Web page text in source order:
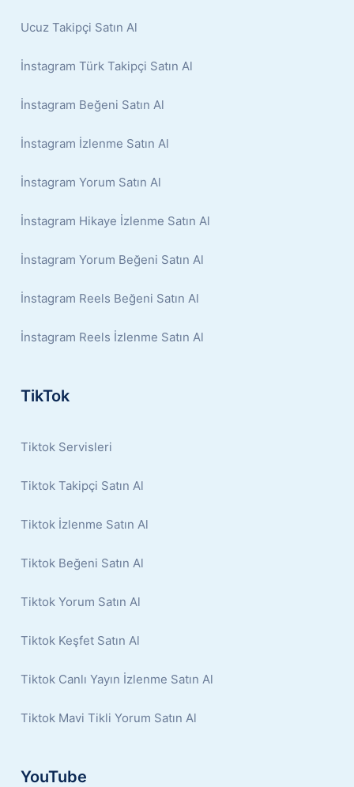
Ucuz Takipçi Satın Al
İnstagram Türk Takipçi Satın Al
İnstagram Beğeni Satın Al
İnstagram İzlenme Satın Al
İnstagram Yorum Satın Al
İnstagram Hikaye İzlenme Satın Al
İnstagram Yorum Beğeni Satın Al
İnstagram Reels Beğeni Satın Al
İnstagram Reels İzlenme Satın Al
TikTok
Tiktok Servisleri
Tiktok Takipçi Satın Al
Tiktok İzlenme Satın Al
Tiktok Beğeni Satın Al
Tiktok Yorum Satın Al
Tiktok Keşfet Satın Al
Tiktok Canlı Yayın İzlenme Satın Al
Tiktok Mavi Tikli Yorum Satın Al
YouTube